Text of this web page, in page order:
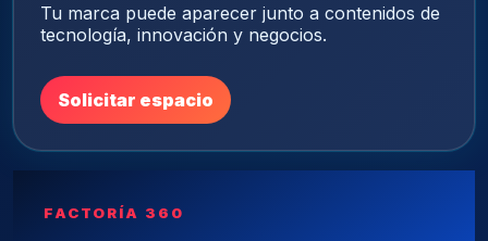
Tu marca puede aparecer junto a contenidos de
tecnología, innovación y negocios.
Solicitar espacio
FACTORÍA 360